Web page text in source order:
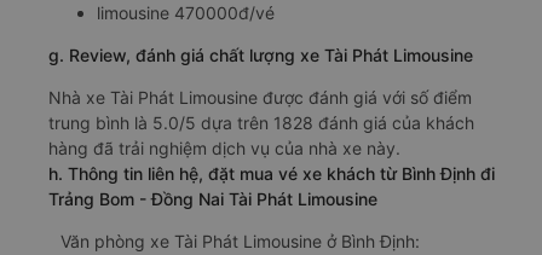
limousine 470000đ/vé
g. Review, đánh giá chất lượng xe Tài Phát Limousine
Nhà xe Tài Phát Limousine được đánh giá với số điểm
trung bình là 5.0/5 dựa trên 1828 đánh giá của khách
hàng đã trải nghiệm dịch vụ của nhà xe này.
h. Thông tin liên hệ, đặt mua vé xe khách từ Bình Định đi
Trảng Bom - Đồng Nai Tài Phát Limousine
Văn phòng xe Tài Phát Limousine ở Bình Định: